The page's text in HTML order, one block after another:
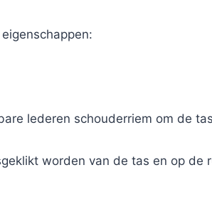
lederen schouderriem om de
worden van de tas en op